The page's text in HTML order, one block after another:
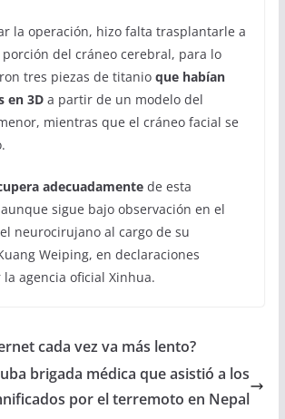
la operación, hizo falta trasplantarle a
del cráneo cerebral, para lo
tres piezas de titanio que habían
en 3D a partir de un modelo del
mientras que el cráneo facial se
adecuadamente de esta
sigue bajo observación en el
neurocirujano al cargo de su
Weiping, en declaraciones
agencia oficial Xinhua.
cada vez va más lento?
brigada médica que asistió a los
por el terremoto en Nepal